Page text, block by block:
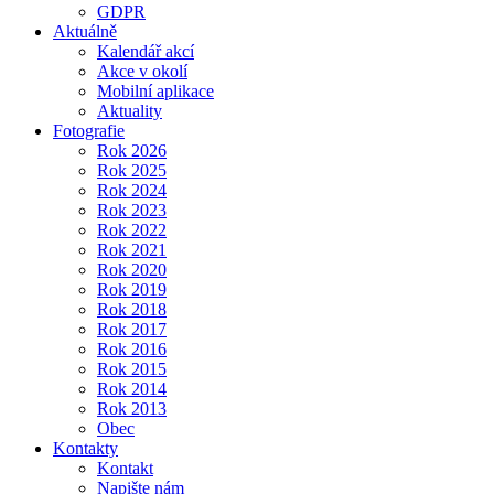
GDPR
Aktuálně
Kalendář akcí
Akce v okolí
Mobilní aplikace
Aktuality
Fotografie
Rok 2026
Rok 2025
Rok 2024
Rok 2023
Rok 2022
Rok 2021
Rok 2020
Rok 2019
Rok 2018
Rok 2017
Rok 2016
Rok 2015
Rok 2014
Rok 2013
Obec
Kontakty
Kontakt
Napište nám